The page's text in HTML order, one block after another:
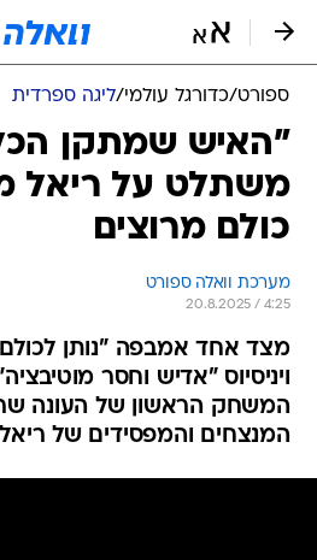
ספורט/כדורגל עולמי/ליגה ספרדית
"האיש שמתקן
משתלט על ריאל
כולם מרוצים
מערכת וואלה ספורט
20.8.2025 / 4:25
מצד אחד אמבפה "נותן
ויניסיוס "אדיש וחסר
המשחק הראשון של העונה
המנצחים והמפסידים של ריאל